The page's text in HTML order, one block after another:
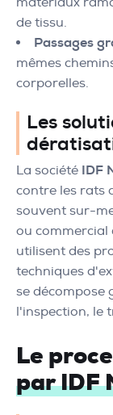
de tissu.
Passages
mêmes
corporelles.
Les
La société IDF
contre les rats
souvent sur-
ou commercial
utilisent des
techniques
se décompose
l'inspection, le
Le
par IDF